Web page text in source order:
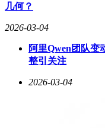
人平台运行。为了使这
修网络，以及更完善的
Asimov机器人的命名
手，并提出了至今仍是
几何？
2026-03-04
阿里Qwen团队变
整引关注
2026-03-04